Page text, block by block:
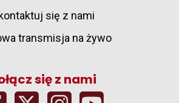
się z nami
transmisja na żywo
się z nami